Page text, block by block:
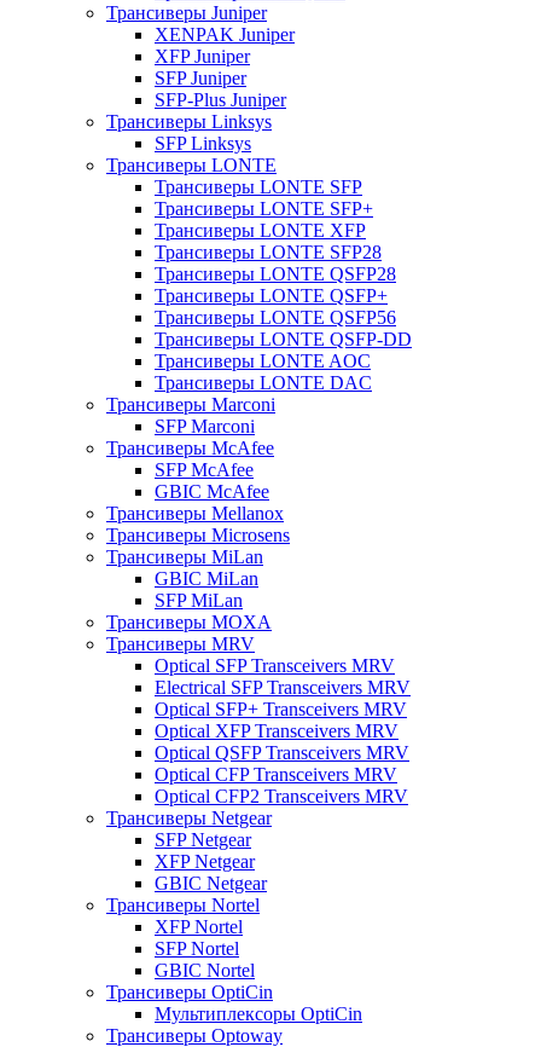
Трансиверы Juniper
XENPAK Juniper
XFP Juniper
SFP Juniper
SFP-Plus Juniper
Трансиверы Linksys
SFP Linksys
Трансиверы LONTE
Трансиверы LONTE SFP
Трансиверы LONTE SFP+
Трансиверы LONTE XFP
Трансиверы LONTE SFP28
Трансиверы LONTE QSFP28
Трансиверы LONTE QSFP+
Трансиверы LONTE QSFP56
Трансиверы LONTE QSFP-DD
Трансиверы LONTE AOC
Трансиверы LONTE DAC
Трансиверы Marconi
SFP Marconi
Трансиверы McAfee
SFP McAfee
GBIC McAfee
Трансиверы Mellanox
Трансиверы Microsens
Трансиверы MiLan
GBIC MiLan
SFP MiLan
Трансиверы MOXA
Трансиверы MRV
Optical SFP Transceivers MRV
Electrical SFP Transceivers MRV
Optical SFP+ Transceivers MRV
Optical XFP Transceivers MRV
Optical QSFP Transceivers MRV
Optical CFP Transceivers MRV
Optical CFP2 Transceivers MRV
Трансиверы Netgear
SFP Netgear
XFP Netgear
GBIC Netgear
Трансиверы Nortel
XFP Nortel
SFP Nortel
GBIC Nortel
Трансиверы OptiCin
Мультиплексоры OptiCin
Трансиверы Optoway